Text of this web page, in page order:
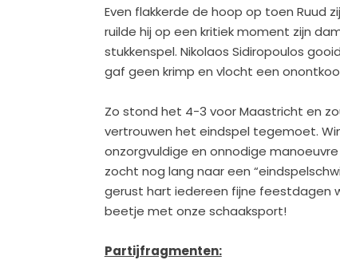
Even flakkerde de hoop op toen Ruud
ruilde hij op een kritiek moment zijn
stukkenspel. Nikolaos Sidiropoulos
gaf geen krimp en vlocht een
Zo stond het 4-3 voor Maastricht en
vertrouwen het eindspel tegemoet.
onzorgvuldige en onnodige
zocht nog lang naar een
gerust hart iedereen fijne feestdagen
beetje met onze schaaksport!
Partijfragmenten: